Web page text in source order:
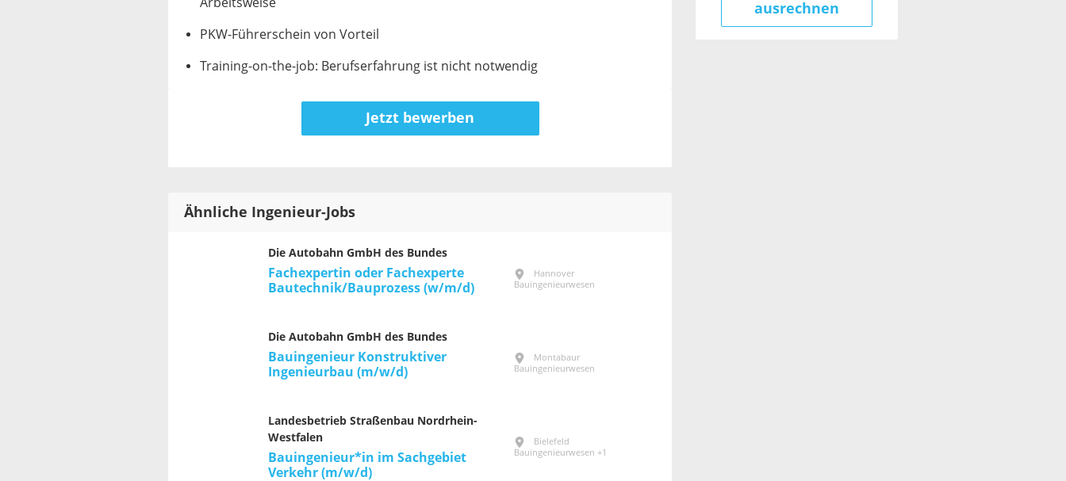
PKW-Führerschein von Vorteil
Training-on-the-job: Berufserfahrung ist nicht notwendig
Jetzt bewerben
ausrechnen
Ähnliche Ingenieur-Jobs
Die Autobahn GmbH des Bundes
Fachexpertin oder Fachexperte
Bautechnik/Bauprozess (w/m/d)
Hannover
Bauingenieurwesen
Die Autobahn GmbH des Bundes
Bauingenieur Konstruktiver
Ingenieurbau (m/w/d)
Montabaur
Bauingenieurwesen
Landesbetrieb Straßenbau Nordrhein-
Westfalen
Bauingenieur*in im Sachgebiet
Verkehr (m/w/d)
Bielefeld
Bauingenieurwesen +1